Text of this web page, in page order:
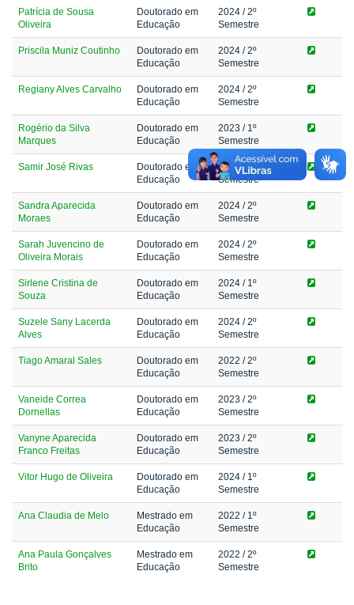
Patrícia de Sousa
Oliveira
Doutorado em
Educação
2024 / 2º
Semestre
Priscila Muniz Coutinho
Doutorado em
Educação
2024 / 2º
Semestre
Regiany Alves Carvalho
Doutorado em
Educação
2024 / 2º
Semestre
Rogério da Silva
Marques
Doutorado em
Educação
2023 / 1º
Semestre
Samir José Rivas
Doutorado em
Educação
2024/ 2º
Semestre
Sandra Aparecida
Moraes
Doutorado em
Educação
2024 / 2º
Semestre
Sarah Juvencino de
Oliveira Morais
Doutorado em
Educação
2024 / 2º
Semestre
Sirlene Cristina de
Souza
Doutorado em
Educação
2024 / 1º
Semestre
Suzele Sany Lacerda
Alves
Doutorado em
Educação
2024 / 2º
Semestre
Tiago Amaral Sales
Doutorado em
Educação
2022 / 2º
Semestre
Vaneide Correa
Dornellas
Doutorado em
Educação
2023 / 2º
Semestre
Vanyne Aparecida
Franco Freitas
Doutorado em
Educação
2023 / 2º
Semestre
Vitor Hugo de Oliveira
Doutorado em
Educação
2024 / 1º
Semestre
Ana Claudia de Melo
Mestrado em
Educação
2022 / 1º
Semestre
Ana Paula Gonçalves
Brito
Mestrado em
Educação
2022 / 2º
Semestre